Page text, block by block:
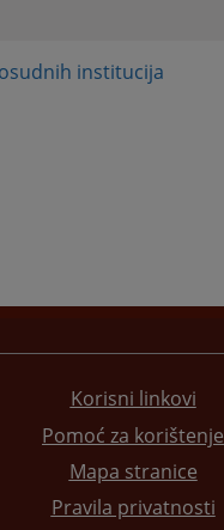
institucija
Korisni linkovi
Pomoć za korištenje
Mapa stranice
Pravila privatnosti